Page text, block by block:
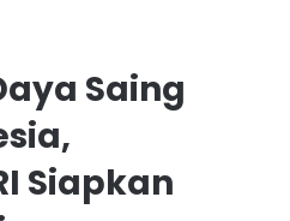
Saing
Siapkan